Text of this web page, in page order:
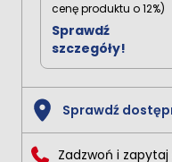
cenę produktu o 12%)
Sprawdź
szczegóły!
Zadzwoń i
Sprawdź